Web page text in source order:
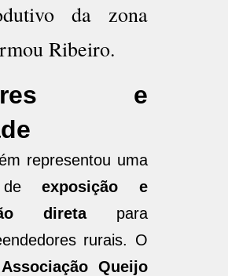
da zona
Ribeiro.
e
representou uma
deexposição e
diretapara
rurais. O
Associação Queijo